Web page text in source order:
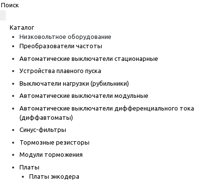
Каталог
Низковольтное оборудование
Преобразователи частоты
Автоматические выключатели стационарные
Устройства плавного пуска
Выключатели нагрузки (рубильники)
Автоматические выключатели модульные
Автоматические выключатели дифференциального тока
(диффавтоматы)
Синус-фильтры
Тормозные резисторы
Модули торможения
Платы
Платы энкодера